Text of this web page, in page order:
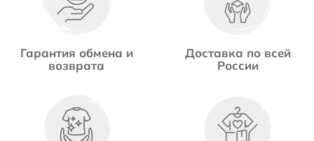
Гарантия обмена и
возврата
Доставка по всей
России